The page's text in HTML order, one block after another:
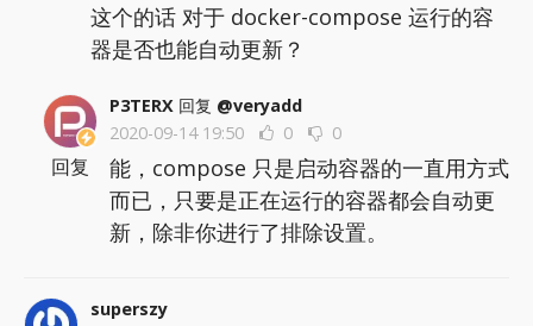
这个的话 对于 docker-compose 运行的容
器是否也能自动更新？
P3TERX 回复 @veryadd
2020-09-14 19:50
0 0
能，compose 只是启动容器的一直用方式
而已，只要是正在运行的容器都会自动更
新，除非你进行了排除设置。
回复
superszy